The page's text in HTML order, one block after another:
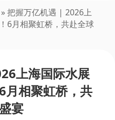
» 把握万亿机遇 | 2026上
6月相聚虹桥，共赴全球
上海国际水展
月相聚虹桥，共
宴